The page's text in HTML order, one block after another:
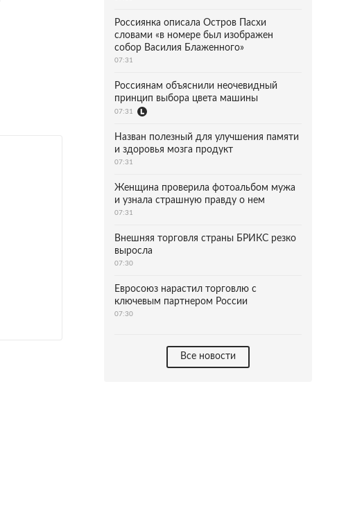
Россиянка описала Остров Пасхи
словами «в номере был изображен
собор Василия Блаженного»
07:31
Россиянам объяснили неочевидный
принцип выбора цвета машины
07:31
Назван полезный для улучшения памяти
и здоровья мозга продукт
07:31
Женщина проверила фотоальбом мужа
и узнала страшную правду о нем
07:31
Внешняя торговля страны БРИКС резко
выросла
07:30
Евросоюз нарастил торговлю с
ключевым партнером России
07:30
Все новости